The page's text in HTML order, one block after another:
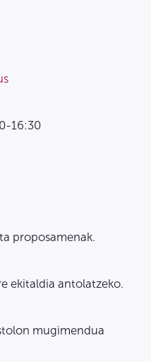
16:30
proposamenak.
ekitaldia antolatzeko.
mugimendua